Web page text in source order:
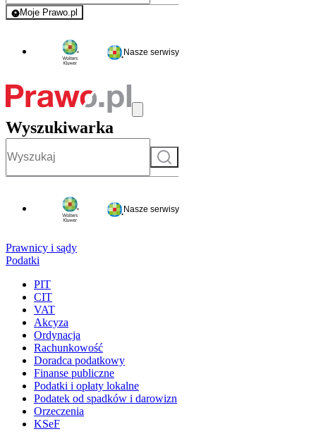
Moje Prawo.pl
- rejestracja i logowanie do serwisu
Nasze serwisy
Wyszukiwarka
Szukaj
Nasze serwisy
Prawnicy i sądy
Podatki
PIT
CIT
VAT
Akcyza
Ordynacja
Rachunkowość
Doradca podatkowy
Finanse publiczne
Podatki i opłaty lokalne
Podatek od spadków i darowizn
Orzeczenia
KSeF